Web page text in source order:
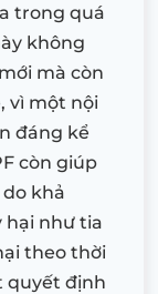
trong quá
không
mà còn
vì một nội
đáng kể
còn giúp
khả
hại như tia
theo thời
quyết định